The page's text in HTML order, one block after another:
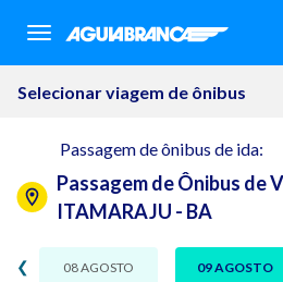
sr.header.toggle.navigation
Selecionar viagem de ônibus
Passagem de ônibus de ida:
Passagem de Ônibus de
ITAMARAJU - BA
❮ 08 AGOSTO 09 AGOSTO